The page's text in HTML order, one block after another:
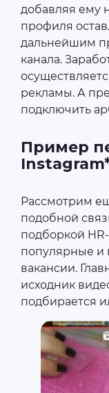
добавляя ему
профиля
дальнейшим
канала.
рекламы. А
подключить
Пример
Рассмотрим
подобной
подборкой
популярные
вакансии.
исходник
подбирается